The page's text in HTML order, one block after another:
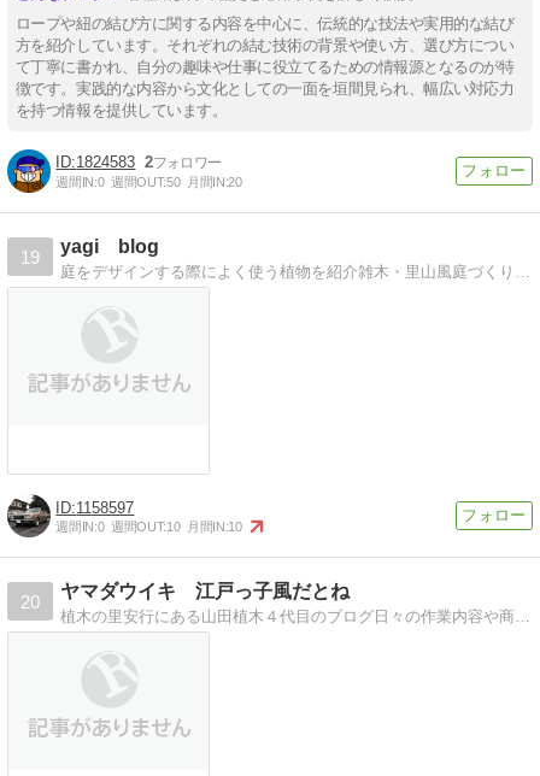
ロープや紐の結び方に関する内容を中心に、伝統的な技法や実用的な結び
方を紹介しています。それぞれの結む技術の背景や使い方、選び方につい
て丁寧に書かれ、自分の趣味や仕事に役立てるための情報源となるのが特
徴です。実践的な内容から文化としての一面を垣間見られ、幅広い対応力
を持つ情報を提供しています。
1824583 2
週間IN:0 週間OUT:50 月間IN:20
19
yagi blog
1158597
週間IN:0 週間OUT:10 月間IN:10
20
ヤマダウイキ 江戸っ子風だとね
植木の里安行にある山田植木４代目のブログ日々の作業内容や商品情報などを毎日更新中！ブログ仲間割引ありますｗ よろしくね